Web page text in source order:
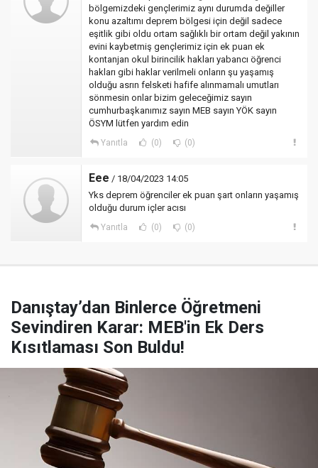
bölgemizdeki gençlerimiz aynı durumda değiller
konu azaltımı deprem bölgesi için değil sadece
eşitlik gibi oldu ortam sağlıklı bir ortam değil yakının
evini kaybetmiş gençlerimiz için ek puan ek
kontanjan okul birincilik hakları yabancı öğrenci
hakları gibi haklar verilmeli onların şu yaşamış
olduğu asrın felsketi hafife alınmamalı umutları
sönmesin onlar bizim geleceğimiz sayın
cumhurbaşkanımız sayın MEB sayın YÖK sayın
ÖSYM lütfen yardım edin
Yanıtla (0) (0)
Eee / 18/04/2023 14:05
Yks deprem öğrenciler ek puan şart onların yaşamış
olduğu durum içler acısı
Yanıtla (0) (0)
Danıştay’dan Binlerce Öğretmeni
Sevindiren Karar: MEB'in Ek Ders
Kısıtlaması Son Buldu!